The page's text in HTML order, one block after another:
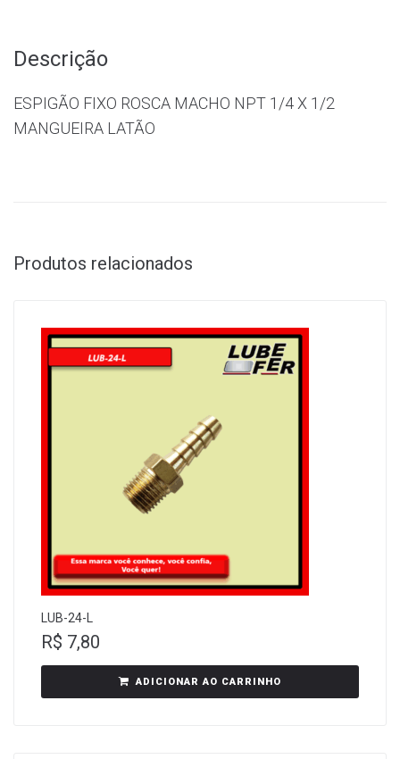
Descrição
ESPIGÃO FIXO ROSCA MACHO NPT 1/4 X 1/2
MANGUEIRA LATÃO
Produtos relacionados
LUB-24-L
R$ 7,80
ADICIONAR AO CARRINHO